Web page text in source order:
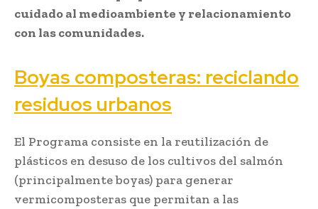
cuidado al medioambiente y relacionamiento
con las comunidades.
Boyas composteras: reciclando
residuos urbanos
El Programa consiste en la reutilización de
plásticos en desuso de los cultivos del salmón
(principalmente boyas) para generar
vermicomposteras que permitan a las